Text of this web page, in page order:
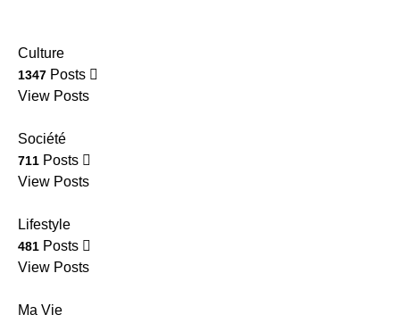
Culture
1347 Posts
View Posts
Société
711 Posts
View Posts
Lifestyle
481 Posts
View Posts
Ma Vie